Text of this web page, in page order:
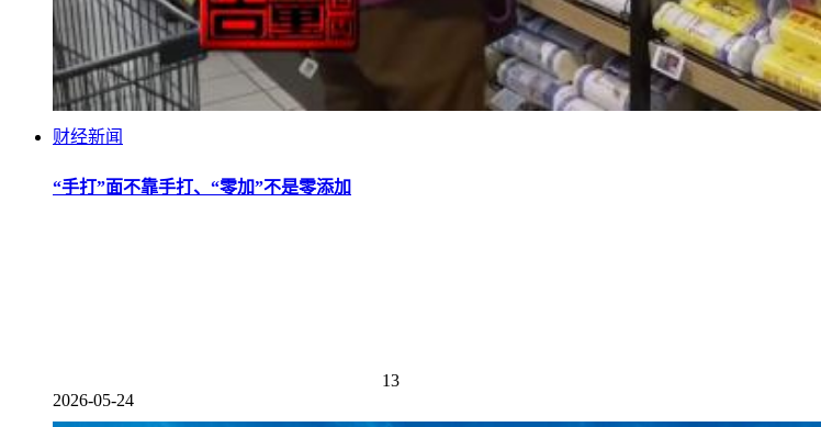
财经新闻
“手打”面不靠手打、“零加”不是零添加
13
2026-05-24